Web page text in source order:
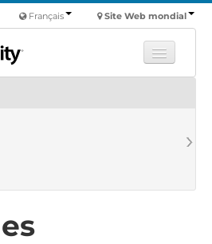
Site Web mondial
Français